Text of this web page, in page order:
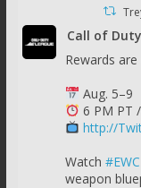
Call of
Rewards
Aug. 5–9
6 PM PT
http://
Watch
weapon